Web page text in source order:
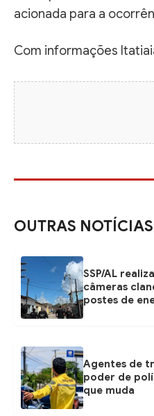
acionada para a
Com informações
OUTRAS NOTÍCIAS
SSP/AL
câmeras
postes de
Agentes de
poder de
que muda